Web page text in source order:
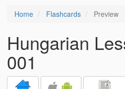
Home Flashcards Preview
Hungarian
001